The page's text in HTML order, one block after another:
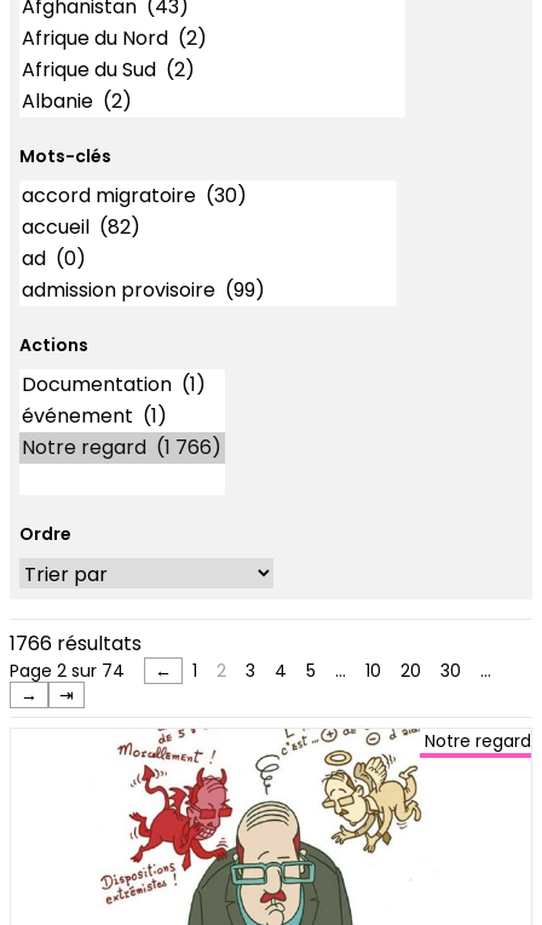
Mots-clés
Mots-clés
Actions
Actions
Ordre
1766 résultats
Page 2 sur 74 ← 1 2 3 4 5 … 10 20 30
…
→
⇥
Notre regard